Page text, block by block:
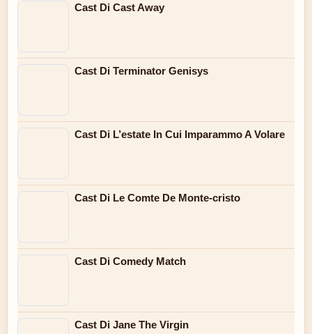
Cast Di Cast Away
Cast Di Terminator Genisys
Cast Di L’estate In Cui Imparammo A Volare
Cast Di Le Comte De Monte-cristo
Cast Di Comedy Match
Cast Di Jane The Virgin